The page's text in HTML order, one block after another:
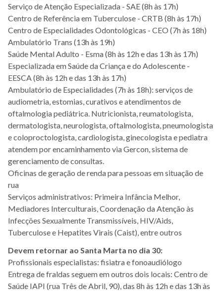
Serviço de Atenção Especializada - SAE (8h às 17h)
Centro de Referência em Tuberculose - CRTB (8h às 17h)
Centro de Especialidades Odontológicas - CEO (7h às 18h)
Ambulatório Trans (13h às 19h)
Saúde Mental Adulto - Esma (8h às 12h e das 13h às 17h)
Especializada em Saúde da Criança e do Adolescente -
EESCA (8h às 12h e das 13h às 17h)
Ambulatório de Especialidades (7h às 18h): serviços de
audiometria, estomias, curativos e atendimentos de
oftalmologia pediátrica. Nutricionista, reumatologista,
dermatologista, neurologista, oftalmologista, pneumologista
e coloproctologista, cardiologista, ginecologista e pediatra
atendem por encaminhamento via Gercon, sistema de
gerenciamento de consultas.
Oficinas de geração de renda para pessoas em situação de
rua
Serviços administrativos: Primeira Infância Melhor,
Mediadores Interculturais, Coordenação da Atenção às
Infecções Sexualmente Transmissíveis, HIV/Aids,
Tuberculose e Hepatites Virais (Caist), entre outros
Devem retornar ao Santa Marta no dia 30:
Profissionais especialistas: fisiatra e fonoaudiólogo
Entrega de fraldas seguem em outros dois locais: Centro de
Saúde IAPI (rua Três de Abril, 90), das 8h às 12h e das 13h às